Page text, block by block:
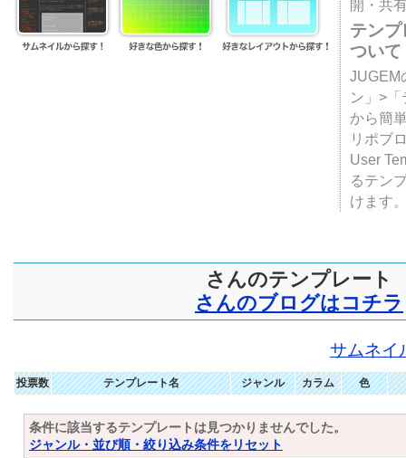
開・共
テン
ついて
JUGEM
ン」>
から簡
リポブ
User
るテン
けます
さんのテンプレート
さんのブログはコチラ
サムネイ
投票数 テンプレート名 ジャンル カラム 色
条件に該当するテンプレートは見つかりませんでした。
ジャンル・並び順・絞り込み条件をリセット